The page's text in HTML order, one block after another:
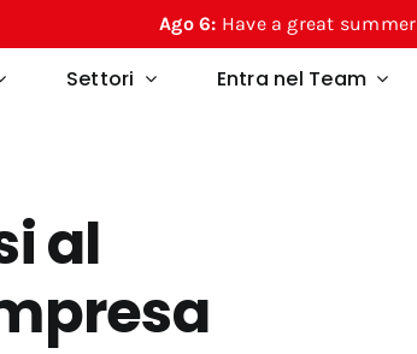
Have a great summer from Regesta!
Settori Entra nel Team
al